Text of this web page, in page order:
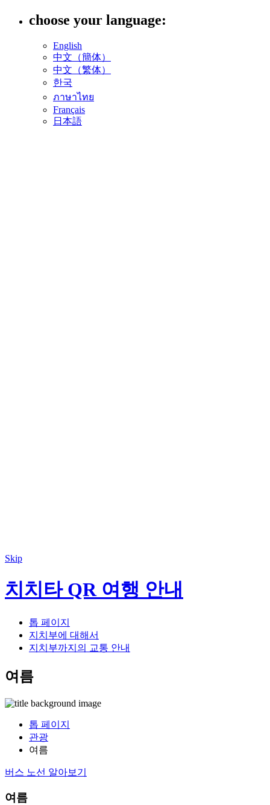
choose your language:
English
中文（簡体）
中文（繁体）
한국
ภาษาไทย
Français
日本語
Skip
치치타 QR 여행 안내
톱 페이지
지치부에 대해서
지치부까지의 교통 안내
여름
톱 페이지
관광
여름
버스 노선 알아보기
여름